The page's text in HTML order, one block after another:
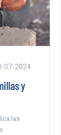
07-2024
y
las